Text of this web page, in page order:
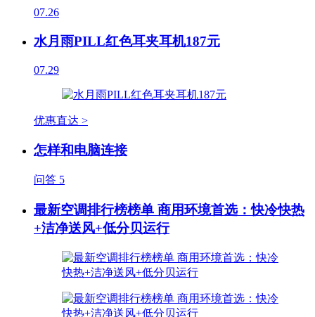
07.26
水月雨PILL红色耳夹耳机187元
07.29
优惠直达 >
怎样和电脑连接
问答 5
最新空调排行榜榜单 商用环境首选：快冷快热
+洁净送风+低分贝运行